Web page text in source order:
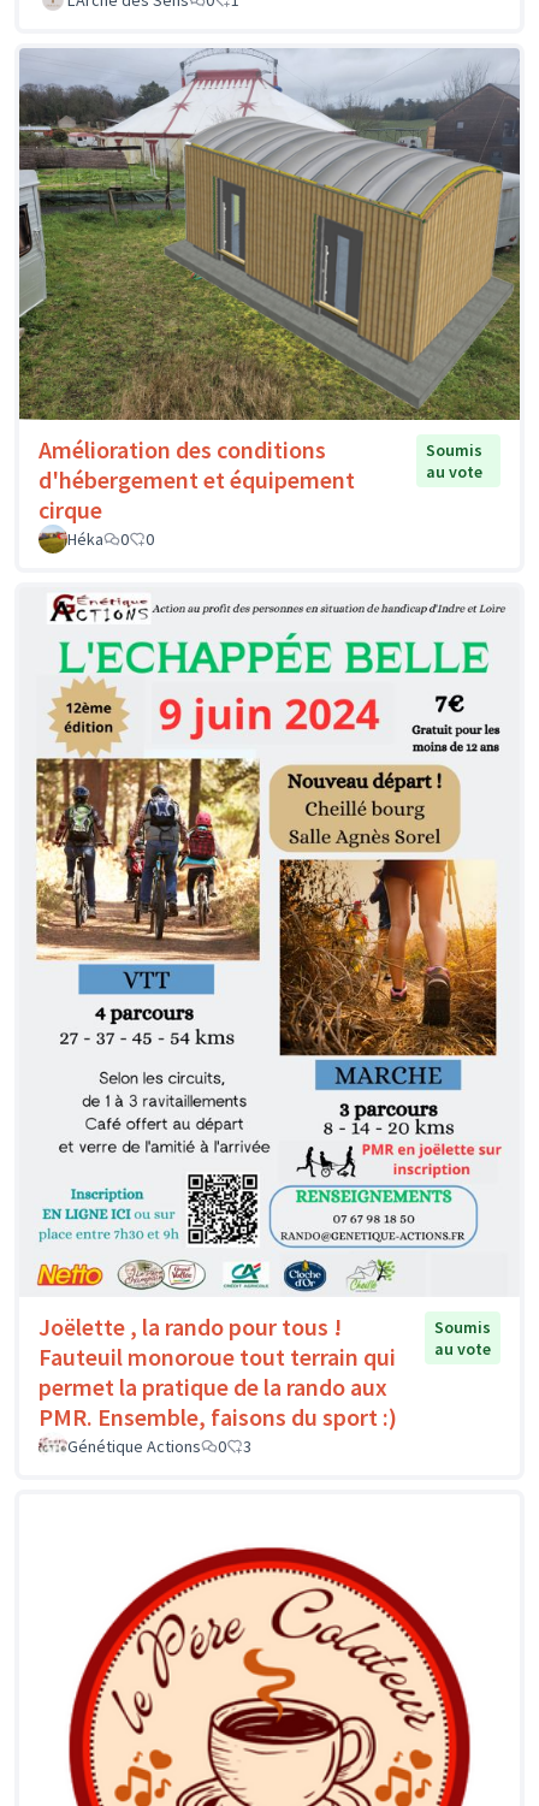
Amélioration des conditions
d'hébergement et équipement
cirque
Soumis
au vote
Héka 0 0
Joëlette , la rando pour tous !
Fauteuil monoroue tout terrain qui
permet la pratique de la rando aux
PMR. Ensemble, faisons du sport :)
Soumis
au vote
Génétique Actions 0 3